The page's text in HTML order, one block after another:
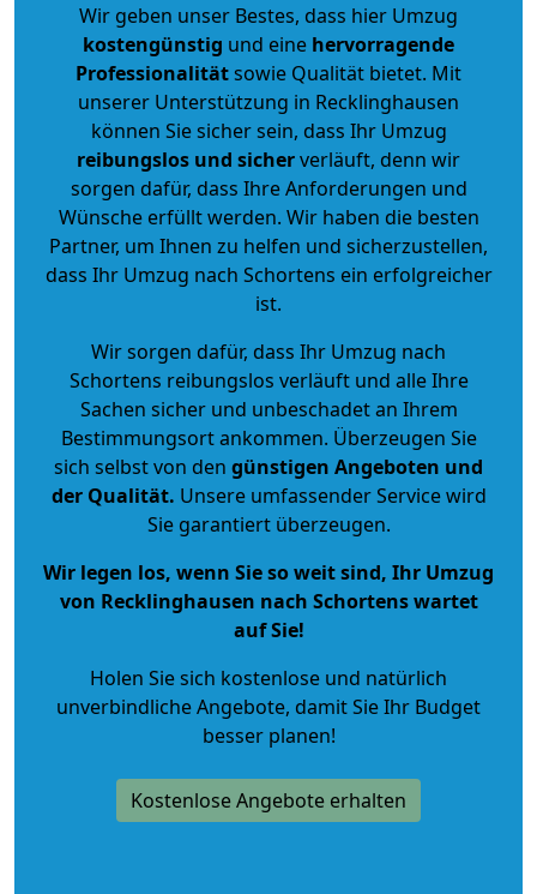
Wir geben unser Bestes, dass hier Umzug
kostengünstig und eine hervorragende
Professionalitätsowie Qualität bietet. Mit
unserer Unterstützung in Recklinghausen
können Sie sicher sein, dass Ihr Umzug
reibungslos und sicherverläuft, denn wir
sorgen dafür, dass Ihre Anforderungen und
Wünsche erfüllt werden. Wir haben die besten
Partner, um Ihnen zu helfen und sicherzustellen,
dass Ihr Umzug nach Schortens ein erfolgreicher
ist.
Wir sorgen dafür, dass Ihr Umzug nach
Schortens reibungslos verläuft und alle Ihre
Sachen sicher und unbeschadet an Ihrem
Bestimmungsort ankommen. Überzeugen Sie
sich selbst von den günstigen Angeboten und
der Qualität. Unsere umfassender Service wird
Sie garantiert überzeugen.
Wir legen los, wenn Sie so weit sind, Ihr Umzug
von Recklinghausen nach Schortens wartet
auf Sie!
Holen Sie sich kostenlose und natürlich
unverbindliche Angebote, damit Sie Ihr Budget
besser planen!
Kostenlose Angebote erhalten